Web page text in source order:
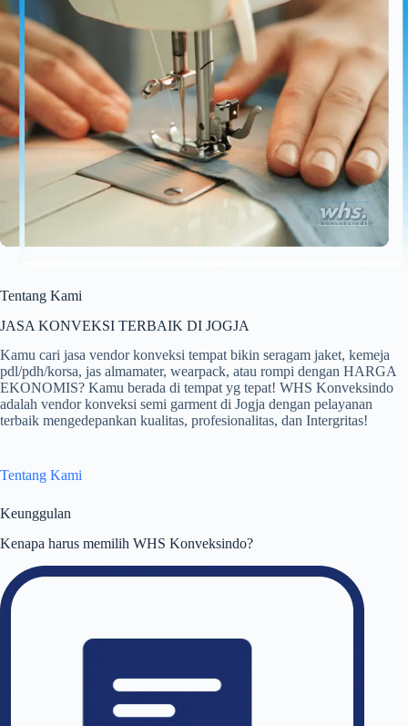
Tentang Kami
JASA KONVEKSI TERBAIK DI JOGJA
Kamu cari jasa vendor konveksi tempat bikin seragam jaket, kemeja
pdl/pdh/korsa, jas almamater, wearpack, atau rompi dengan HARGA
EKONOMIS? Kamu berada di tempat yg tepat! WHS Konveksindo
adalah vendor konveksi semi garment di Jogja dengan pelayanan
terbaik mengedepankan kualitas, profesionalitas, dan Intergritas!
Tentang Kami
Keunggulan
Kenapa harus memilih WHS Konveksindo?